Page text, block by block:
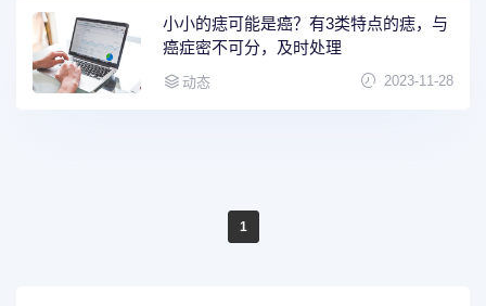
小小的痣可能是癌？有3类特点的痣，与
癌症密不可分，及时处理
动态 2023-11-28
1